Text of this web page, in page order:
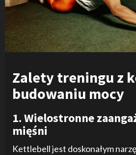
Zalety treningu z
budowaniu mocy
1. Wielostronne
mięśni
Kettlebell jest doskonałym